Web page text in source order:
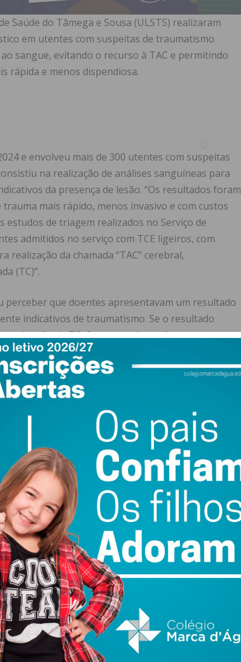
Saúde do Tâmega e Sousa (ULSTS) realizaram
em utentes com suspeitas de traumatismo
sangue, evitando o recurso à TAC e permitindo
rápida e menos dispendiosa.
e envolveu mais de 300 utentes com suspeitas
na realização de análises sanguíneas para
da presença de lesão. “Os resultados foram
mais rápido, menos invasivo e com custos
estudos de triagem realizados no Serviço de
admitidos no serviço com TCE ligeiros, com
realização da chamada “TAC” cerebral,
(TC)”.
que doentes apresentavam um resultado
indicativos de traumatismo. Se o resultado
de TC. Caso contrário, não teriam
dado que a ausência dos biomarcadores
para novos estudos, com o objetivo de se
de urgência hospitalares.
“permite submeter menos doentes a TC,
confortável” e pode reduzir a realização de
23%. Além disso, permitiria reduzir os custos
tempos de espera que o doente passa na urgência.
mais de 70 anos, sendo 53,4% do sexo feminino.
de queda. 4,6% foram diagnosticados com
contusão ou fratura.
medicina laboratorial e a forma como esta
pode ser extremamente útil”
paradigma no diagnóstico de traumatismo de